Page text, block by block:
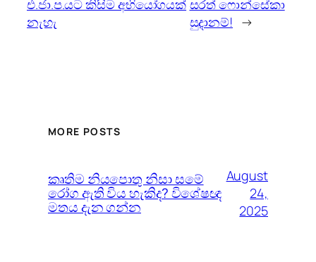
එ.ජා.ප.යට කිසිම අභියෝගයක්
නැහැ
සරත් ෆොන්සේකා
සුදානම්! →
MORE POSTS
කෘතිම නියපොතු නිසා සමේ
රෝග ඇති විය හැකිද? විශේෂඥ
මතය දැන ගන්න
August
24,
2025